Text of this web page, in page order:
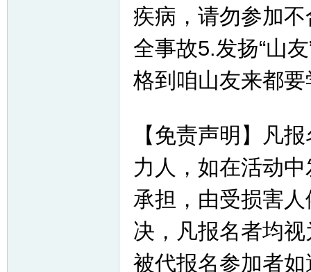
疾病，请勿参加
全事故5.发扬“山
格到咱山友来都
【免责声明】凡
力人，如在活动
承担，由受损害
决，凡报名者均
被代报名参加者